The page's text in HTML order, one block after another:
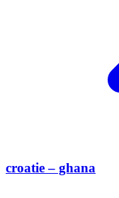
croatie – ghana